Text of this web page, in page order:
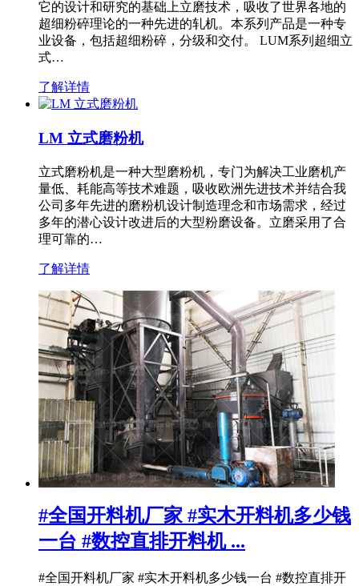
它的设计和研究的基础上立磨技术，吸收了世界各地的
超细粉碎理论的一种先进的轧机。本系列产品是一种专
业设备，包括超细粉碎，分级和交付。 LUM系列超细立
式…
了解详情
LM 立式磨粉机
立式磨粉机是一种大型磨粉机，专门为解决工业磨机产
量低、耗能高等技术难题，吸收欧洲先进技术并结合我
公司多年先进的磨粉机设计制造理念和市场需求，经过
多年的潜心设计改进后的大型粉磨设备。立磨采用了合
理可靠的…
了解详情
#全国开料机厂家 #实木开料机多少钱
一台 #数控直排开料机 ...
#全国开料机厂家 #实木开料机多少钱一台 #数控直排开